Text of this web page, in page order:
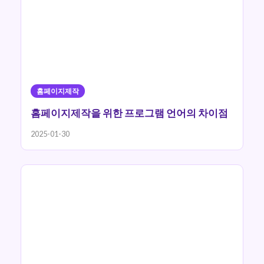
홈페이지제작
홈페이지제작을 위한 프로그램 언어의 차이점
2025-01-30